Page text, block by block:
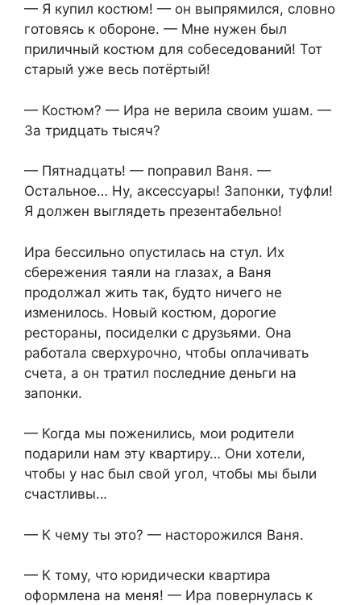
— Я купил костюм! — он выпрямился, словно
готовясь к обороне. — Мне нужен был
приличный костюм для собеседований! Тот
старый уже весь потёртый!
— Костюм? — Ира не верила своим ушам. —
За тридцать тысяч?
— Пятнадцать! — поправил Ваня. —
Остальное… Ну, аксессуары! Запонки, туфли!
Я должен выглядеть презентабельно!
Ира бессильно опустилась на стул. Их
сбережения таяли на глазах, а Ваня
продолжал жить так, будто ничего не
изменилось. Новый костюм, дорогие
рестораны, посиделки с друзьями. Она
работала сверхурочно, чтобы оплачивать
счета, а он тратил последние деньги на
запонки.
— Когда мы поженились, мои родители
подарили нам эту квартиру… Они хотели,
чтобы у нас был свой угол, чтобы мы были
счастливы…
— К чему ты это? — насторожился Ваня.
— К тому, что юридически квартира
оформлена на меня! — Ира повернулась к